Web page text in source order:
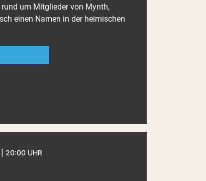
um Mitglieder von Mynth,
einen Namen in der heimischen
| 20:00 UHR